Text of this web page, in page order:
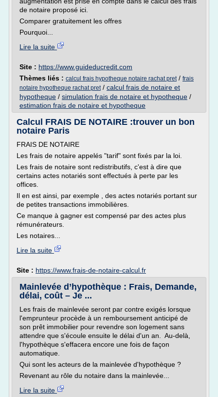
de notaire proposé ici.
Comparer gratuitement les offres
Pourquoi...
Lire la suite
Site : https://www.guideducredit.com
Thèmes liés : calcul frais hypotheque notaire rachat pret/ frais
notaire hypotheque rachat pret/ calcul frais de notaire et
hypotheque / simulation frais de notaire et hypotheque /
estimation frais de notaire et hypotheque
Calcul FRAIS DE NOTAIRE :trouver un bon
notaire Paris
FRAIS DE NOTAIRE
Les frais de notaire appelés "tarif" sont fixés par la loi.
Les frais de notaire sont redistributifs, c'est à dire que
certains actes notariés sont effectués à perte par les
offices.
Il en est ainsi, par exemple , des actes notariés portant sur
de petites transactions immobilières.
Ce manque à gagner est compensé par des actes plus
rémunérateurs.
Les notaires...
Lire la suite
Site : https://www.frais-de-notaire-calcul.fr
Mainlevée d’hypothèque : Frais, Demande,
délai, coût – Je ...
Les frais de mainlevée seront par contre exigés lorsque
l'emprunteur procède à un remboursement anticipé de
son prêt immobilier pour revendre son logement sans
attendre que s'écoule ensuite le délai d'un an. Au-delà,
l'hypothèque s'effacera encore une fois de façon
automatique.
Qui sont les acteurs de la mainlevée d'hypothèque ?
Revenant au rôle du notaire dans la mainlevée...
Lire la suite